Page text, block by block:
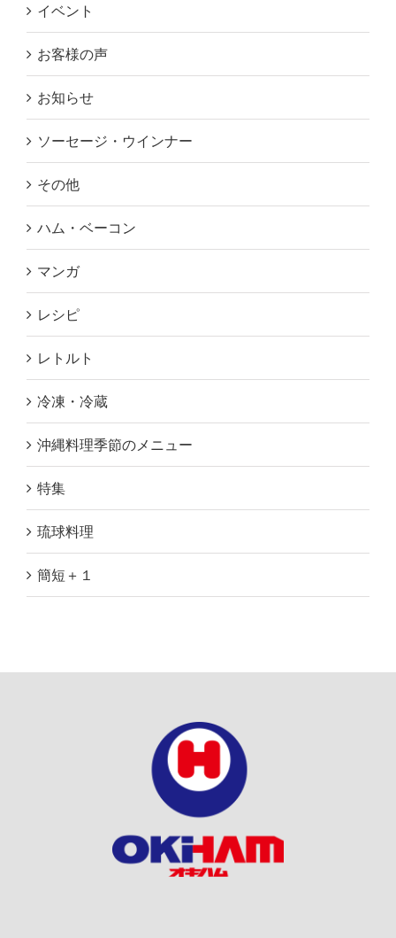
イベント
お客様の声
お知らせ
ソーセージ・ウインナー
その他
ハム・ベーコン
マンガ
レシピ
レトルト
冷凍・冷蔵
沖縄料理季節のメニュー
特集
琉球料理
簡短＋１